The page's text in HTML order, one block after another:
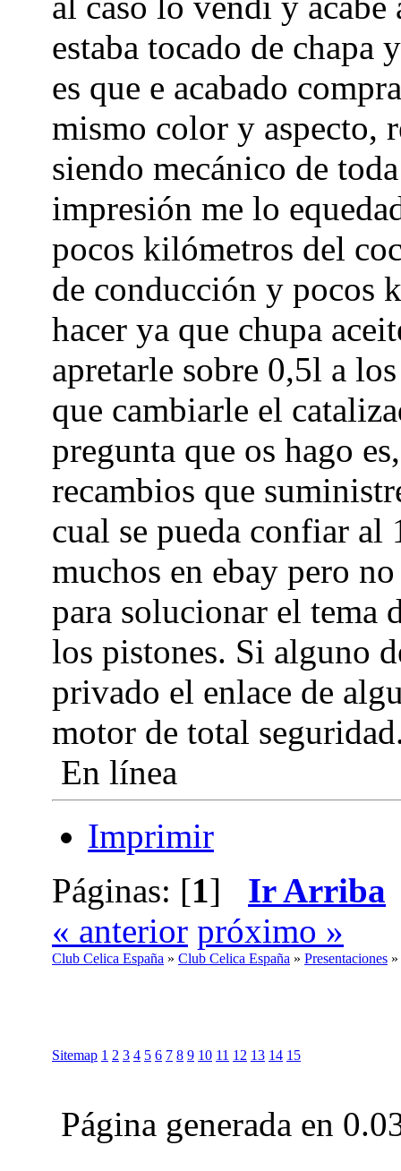
estaba tocado de chapa
es que e acabado
mismo color y aspecto,
siendo mecánico de
impresión me lo
pocos kilómetros del
de conducción y pocos
hacer ya que chupa
apretarle sobre 0,5l a
que cambiarle el
pregunta que os hago
recambios que
cual se pueda confiar
muchos en ebay pero
para solucionar el tema
los pistones. Si alguno
privado el enlace de
motor de total
En línea
Imprimir
Páginas: [1] Ir Arriba
« anterior próximo »
Club Celica España » Club Celica España » Presentaciones »
Sitemap 1 2 3 4 5 6 7 8 9 10 11 12 13 14 15
Página generada en